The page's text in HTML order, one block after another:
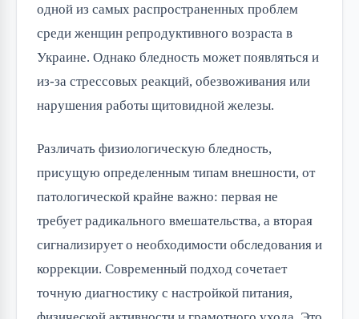
одной из самых распространенных проблем
среди женщин репродуктивного возраста в
Украине. Однако бледность может появляться и
из-за стрессовых реакций, обезвоживания или
нарушения работы щитовидной железы.
Различать физиологическую бледность,
присущую определенным типам внешности, от
патологической крайне важно: первая не
требует радикального вмешательства, а вторая
сигнализирует о необходимости обследования и
коррекции. Современный подход сочетает
точную диагностику с настройкой питания,